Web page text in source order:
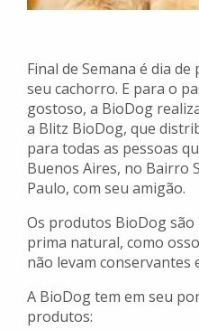
Final de Semana é dia
seu cachorro. E para o
gostoso, a BioDog
a Blitz BioDog, que
para todas as pessoas
Buenos Aires, no Bairro
Paulo, com seu amigão.
Os produtos BioDog
prima natural, como
não levam conservantes
A BioDog tem em seu
produtos: